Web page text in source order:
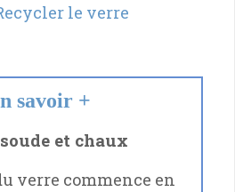
le verre
savoir +
et chaux
verre commence en